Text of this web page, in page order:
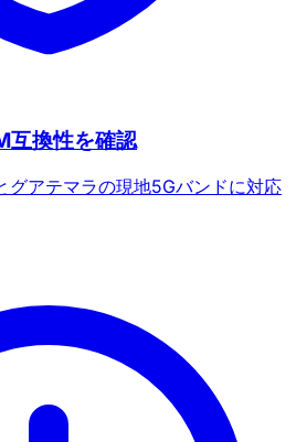
互換性を確認
グアテマラの現地5Gバンドに対応